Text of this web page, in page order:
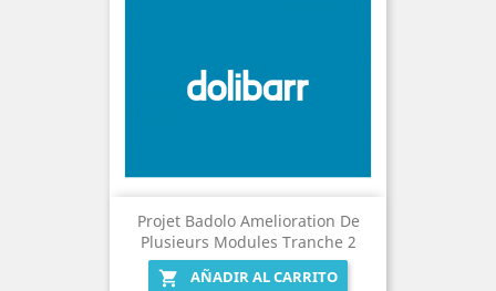
Projet Badolo Amelioration De
Plusieurs Modules Tranche 2

AÑADIR AL CARRITO